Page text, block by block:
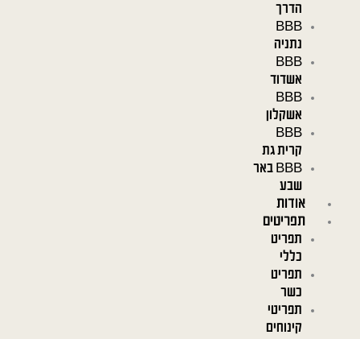
הדרך
BBB
נתניה
BBB
אשדוד
BBB
אשקלון
BBB
קרית גת
BBB באר
שבע
אודות
תפריטים
תפריט
כללי
תפריט
כשר
תפריטי
קינוחים